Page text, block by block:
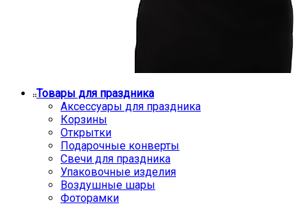
Товары для праздника
Аксессуары для праздника
Корзины
Открытки
Подарочные конверты
Свечи для праздника
Упаковочные изделия
Воздушные шары
Фоторамки